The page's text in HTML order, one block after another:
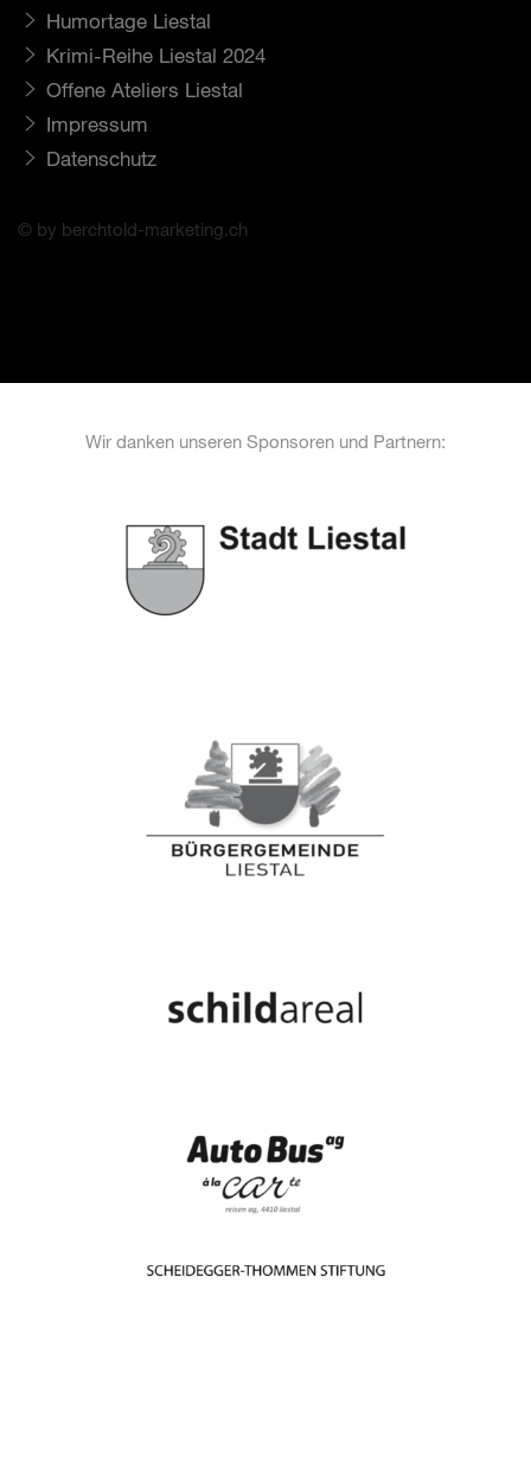
Humortage Liestal
Krimi-Reihe Liestal 2024
Offene Ateliers Liestal
Impressum
Datenschutz
© by berchtold-marketing.ch
Wir danken unseren Sponsoren und Partnern: